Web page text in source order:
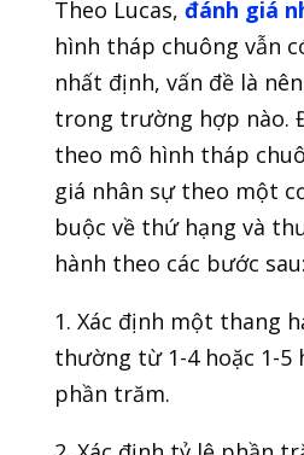
Theo Lucas, đánh giá
hình tháp chuông vẫn
nhất định, vấn đề là
trong trường hợp nào.
theo mô hình tháp
giá nhân sự theo một
buộc về thứ hạng và
hành theo các bước sau:
1. Xác định một thang
thường từ 1-4 hoặc 1-5
phần trăm.